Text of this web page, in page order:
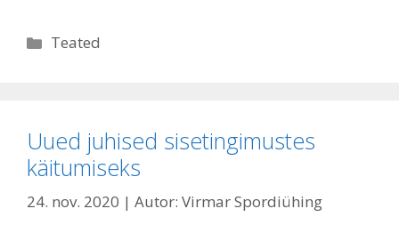
Rubriigid
Teated
Uued juhised sisetingimustes
käitumiseks
24. nov. 2020 | Autor: Virmar Spordiühing